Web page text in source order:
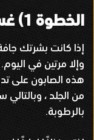
الخطوة 1)
إذا كانت بشرتك
وإلا مرتين في اليوم.
هذه الصابون على
من الجلد ،
بالرطوبة.